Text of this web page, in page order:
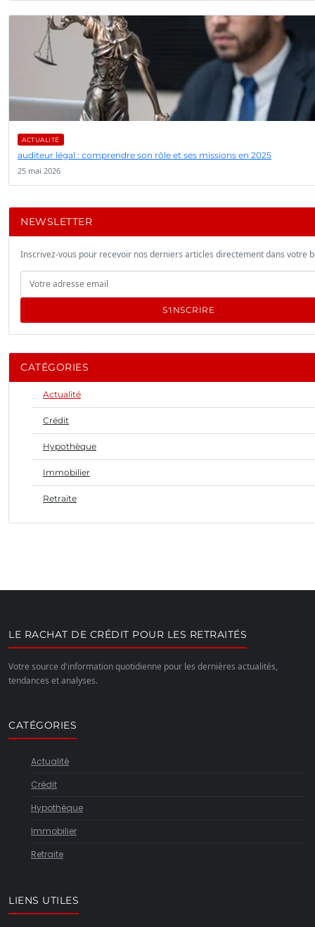
ACTUALITÉ
auditeur légal : comprendre son rôle et ses missions en 2025
25 mai 2026
NEWSLETTER
Inscrivez-vous pour recevoir nos derniers articles directement dans votre
S'INSCRIRE
CATÉGORIES
Actualité
Crédit
Hypothèque
Immobilier
Retraite
LE RACHAT DE CRÉDIT POUR LES RETRAITÉS
Votre source d'information quotidienne pour les dernières actualités,
tendances et analyses.
CATÉGORIES
Actualité
Crédit
Hypothèque
Immobilier
Retraite
LIENS UTILES